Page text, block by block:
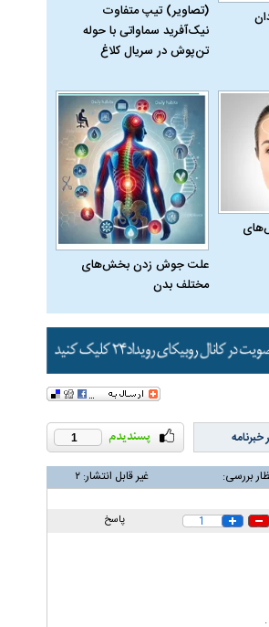
(تصاویر) تیپ متفاوت
نیک‌آفرید سماواتی با حوله
تن‌پوش در سریال کلاغ
علت جوش زدن بخش‌های
مختلف بدن
1
بررسی: غیر قابل انتشار: ۲
پاسخ 1